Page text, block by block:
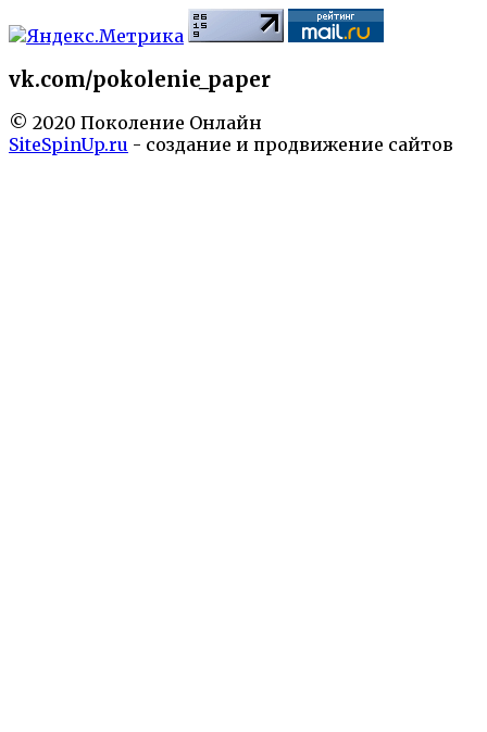
vk.com/pokolenie_paper
© 2020 Поколение Онлайн
SiteSpinUp.ru - создание и продвижение сайтов